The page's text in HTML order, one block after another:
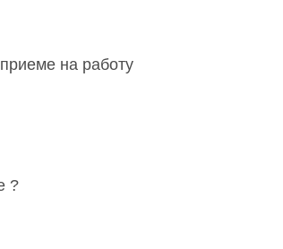
на работу
?